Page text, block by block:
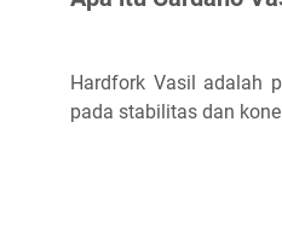
Hardfork Vasil adalah
pada stabilitas dan